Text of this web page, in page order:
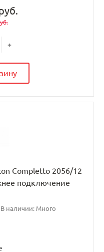
+
Completto 2056/12
подключение
В наличии: Много